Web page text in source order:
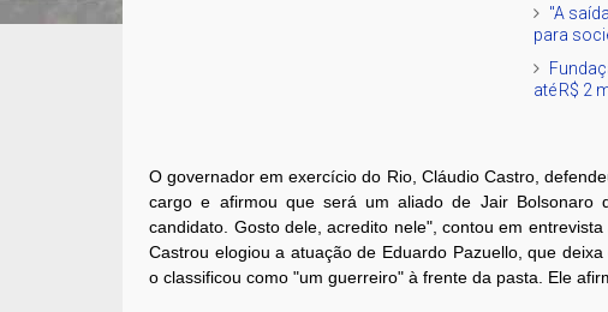
"A
para
até R$ 2
O governador em exercício do Rio, Cláudio Castro,
cargo e afirmou que será um aliado de Jair Bolsonaro
candidato. Gosto dele, acredito nele", contou em
Castrou elogiou a atuação de Eduardo Pazuello, que
o classificou como "um guerreiro" à frente da pasta. Ele